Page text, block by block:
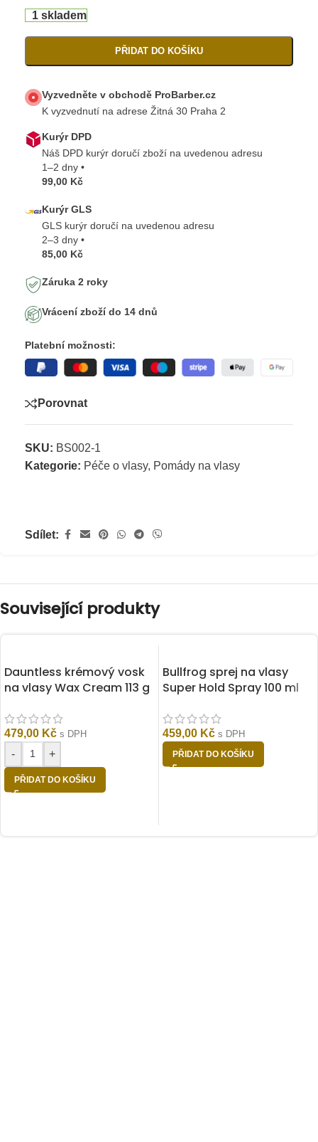
1 skladem
PŘIDAT DO KOŠÍKU
Vyzvedněte v obchodě ProBarber.cz
K vyzvednutí na adrese Žitná 30 Praha 2
Kurýr DPD
Náš DPD kurýr doručí zboží na uvedenou adresu
1–2 dny •
99,00 Kč
Kurýr GLS
GLS kurýr doručí na uvedenou adresu
2–3 dny •
85,00 Kč
Záruka 2 roky
Vrácení zboží do 14 dnů
Platební možnosti:
Porovnat
SKU: BS002-1
Kategorie: Péče o vlasy, Pomády na vlasy
Sdílet:
Související produkty
Dauntless krémový vosk
na vlasy Wax Cream 113 g
479,00 Kč s DPH
- +
PŘIDAT DO KOŠÍKU
Bullfrog sprej na vlasy
Super Hold Spray 100 ml
459,00 Kč s DPH
PŘIDAT DO KOŠÍKU